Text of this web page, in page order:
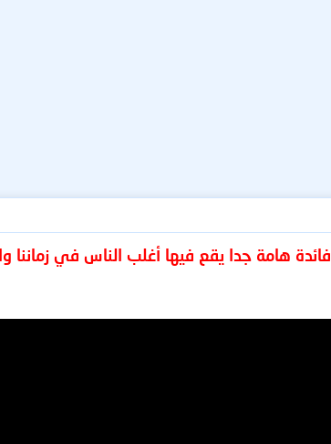
فائدة هامة جدا يقع فيها أغلب الناس في زماننا